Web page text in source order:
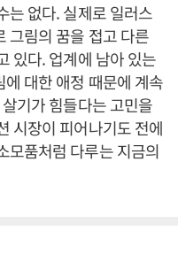
는 없다. 실제로 일러스
그림의 꿈을 접고 다른
있다. 업계에 남아 있는
대한 애정 때문에 계속
기가 힘들다는 고민을
시장이 피어나기도 전에
모품처럼 다루는 지금의